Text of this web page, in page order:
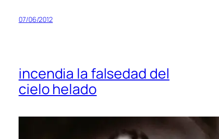
07/06/2012
incendia la falsedad del
cielo helado